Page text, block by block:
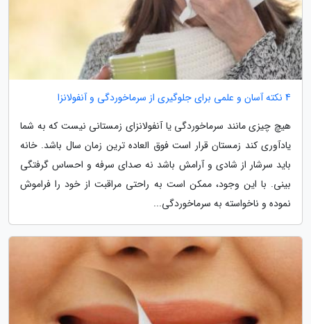
4 نکته آسان و علمی برای جلوگیری از سرماخوردگی و آنفولانزا
هیچ چیزی مانند سرماخوردگی یا آنفولانزای زمستانی نیست که به شما
یادآوری کند زمستان قرار است فوق العاده ترین زمان سال باشد. خانه
باید سرشار از شادی و آرامش باشد نه صدای سرفه و احساس گرفتگی
بینی. با این وجود، ممکن است به راحتی مراقبت از خود را فراموش
نموده و ناخواسته به سرماخوردگی...